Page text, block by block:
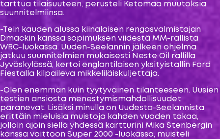
tarttua tilaisuuteen, perusteli Ketomaa muutoksia
suunnitelmiinsa.
-Tein kauden alussa kiinalaisen rengasvalmistajan
Dmackin kanssa sopimuksen viidestä MM-rallista
WRC-luokassa. Uuden-Seelannin jälkeen ohjelma
jatkuu suunnitelmien mukaisesti Neste Oil rallilla
Jyväskylässä, kertoi englantilaisen yksityistallin Ford
Fiestalla kilpaileva mikkeliläiskuljettaja.
-Olen enemmän kuin tyytyväinen tilanteeseen. Uusien
testien ansiosta menestymismahdollisuudet
paranevat. Lisäksi minulla on Uudesta-Seelannista
erittäin mieluisia muistoja kahden vuoden takaa,
jolloin ajoin siellä yhdessä kartturini Mika Stenbergin
kanssa voittoon Super 2000 -luokassa, muisteli